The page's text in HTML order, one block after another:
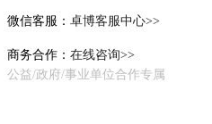
微信客服： 卓博客服中心>>
商务合作： 在线咨询>>
公益/政府/事业单位合作专属